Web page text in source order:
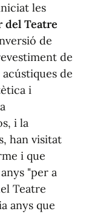
les
del Teatre
de
de
de
i
i la
han visitat
i que
"per a
Teatre
anys que